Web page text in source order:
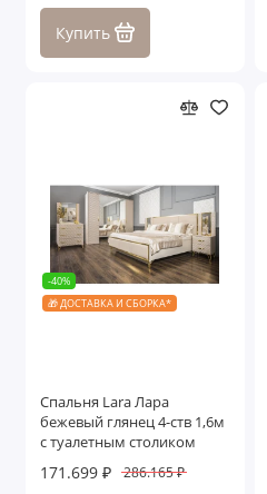
Купить
-40%
🎁 ДОСТАВКА И СБОРКА*
Спальня Lara Лара
бежевый глянец 4-ств 1,6м
с туалетным столиком
171.699 ₽ 286.165 ₽